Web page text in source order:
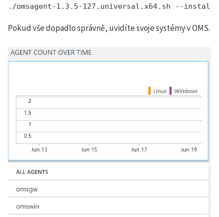
Pokud vše dopadlo správně, uvidíte svoje systémy v OMS.